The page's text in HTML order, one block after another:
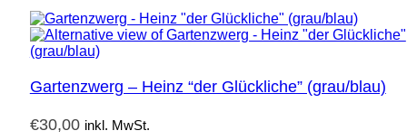
Gartenzwerg – Heinz “der Glückliche” (grau/blau)
€30,00 inkl. MwSt.